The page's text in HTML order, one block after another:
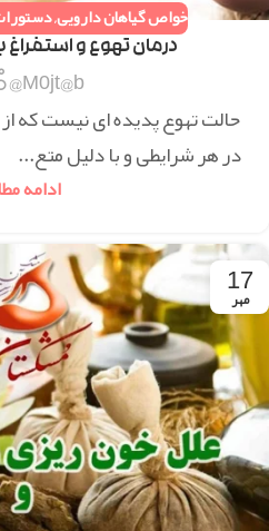
خواص گیاهان دارویی,
درمان تهوع و استفراغ
M0jt@b@
حالت تهوع پدیده ای نیست که
در هر شرایطی و با دلیل متع...
ادامه
17
مهر